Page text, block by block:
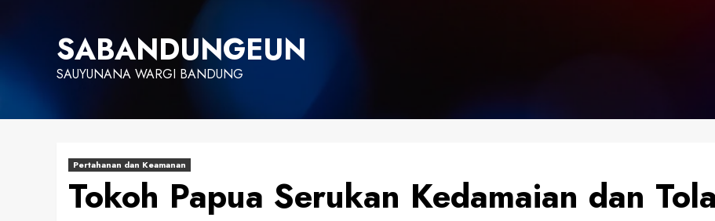
SABANDUNGEUN
SAUYUNANA WARGI BANDUNG
Pertahanan dan Keamanan
Tokoh Papua Serukan Kedamaian dan